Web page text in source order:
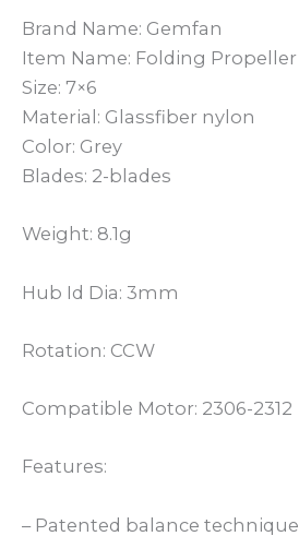
Brand Name: Gemfan
Item Name: Folding Propeller
Size: 7×6
Material: Glassfiber nylon
Color: Grey
Blades: 2-blades
Weight: 8.1g
Hub Id Dia: 3mm
Rotation: CCW
Compatible Motor: 2306-2312
Features:
– Patented balance technique